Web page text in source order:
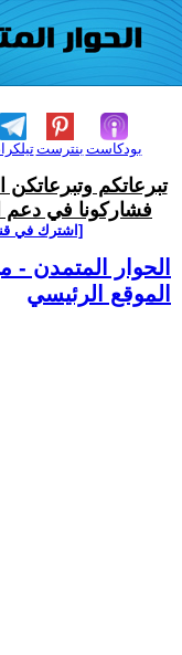
بنترست بودكاست
تبرعاتكم وتبرعاتكن
فشاركونا في دعم
[اشترك في
الحوار المتمدن -
الموقع الرئيسي